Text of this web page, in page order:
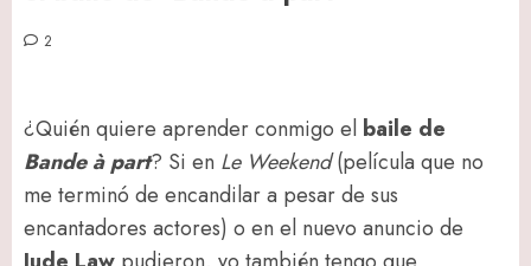
2
¿Quién quiere aprender conmigo el baile de
Bande à part? Si en Le Weekend(película que no
me terminó de encandilar a pesar de sus
encantadores actores) o en el nuevo anuncio de